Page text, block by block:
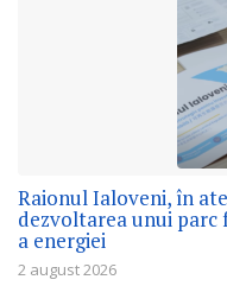
Raionul Ialoveni, în
dezvoltarea unui parc
a energiei
2 august 2026